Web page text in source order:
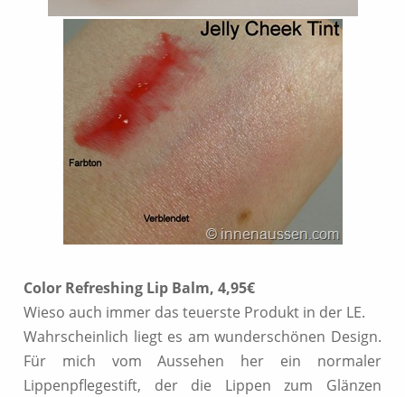
Color Refreshing Lip Balm, 4,95€
Wieso auch immer das teuerste Produkt in der LE.
Wahrscheinlich liegt es am wunderschönen Design.
Für mich vom Aussehen her ein normaler
Lippenpflegestift, der die Lippen zum Glänzen